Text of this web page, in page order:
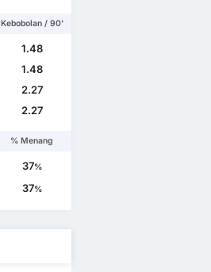
Kebobolan / 90'
1.48
1.48
2.27
2.27
% Menang
37%
37%